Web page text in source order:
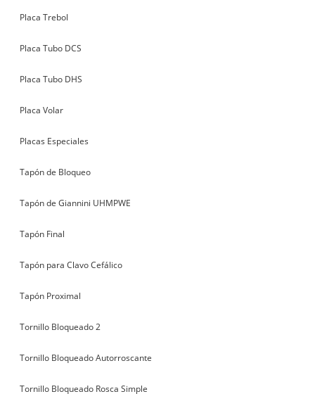
Placa Trebol
Placa Tubo DCS
Placa Tubo DHS
Placa Volar
Placas Especiales
Tapón de Bloqueo
Tapón de Giannini UHMPWE
Tapón Final
Tapón para Clavo Cefálico
Tapón Proximal
Tornillo Bloqueado 2
Tornillo Bloqueado Autorroscante
Tornillo Bloqueado Rosca Simple